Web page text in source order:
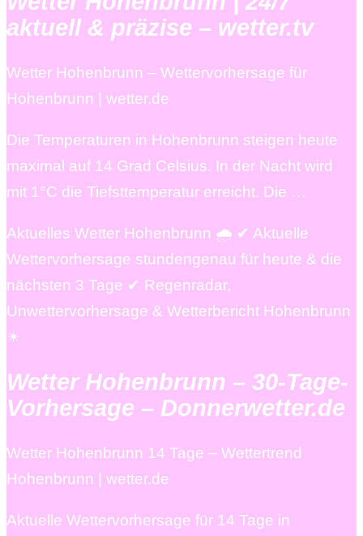
aktuell & präzise – wetter.tv
Wetter Hohenbrunn – Wettervorhersage für
Hohenbrunn | wetter.de
Die Temperaturen in Hohenbrunn steigen heute
maximal auf 14 Grad Celsius. In der Nacht wird
mit 1°C die Tiefsttemperatur erreicht. Die …
Aktuelles Wetter Hohenbrunn 🌧️ ✔ Aktuelle
Wettervorhersage stundengenau für heute & die
nächsten 3 Tage ✔ Regenradar,
Unwettervorhersage & Wetterbericht Hohenbrunn
☀
Wetter Hohenbrunn – 30-Tage-
Vorhersage – Donnerwetter.de
Wetter Hohenbrunn 14 Tage – Wettertrend
Hohenbrunn | wetter.de
Aktuelle Wettervorhersage für 14 Tage in